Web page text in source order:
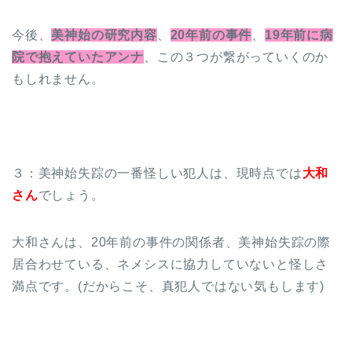
今後、 美神始の研究内容 20年前の事件
19年前に病
院で抱えていたアンナ 、この３つが繋がっていくのか
もしれません。
３：美神始失踪の一番怪しい犯人は、現時点では大和
さんでしょう。
大和さんは、20年前の事件の関係者、美神始失踪の際
居合わせている、ネメシスに協力していないと怪しさ
満点です。(だからこそ、真犯人ではない気もします)